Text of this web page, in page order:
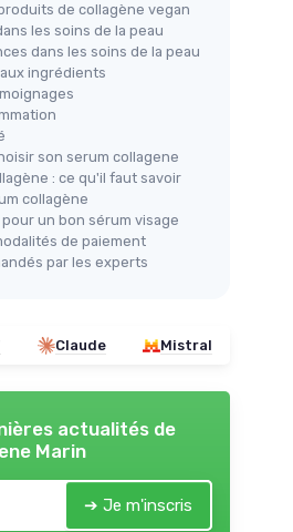
de collagène vegan
les soins de la peau
dans les soins de la peau
ingrédients
son serum collagene
: ce qu'il faut savoir
collagène
un bon sérum visage
de paiement
par les experts
Claude Mistral
actualités de
Marin
➔ Je m'inscris